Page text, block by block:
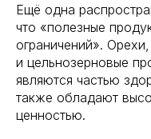
Ещё одна
что «полезные
ограничений».
и цельнозерновые
являются частью
также обладают
ценностью.